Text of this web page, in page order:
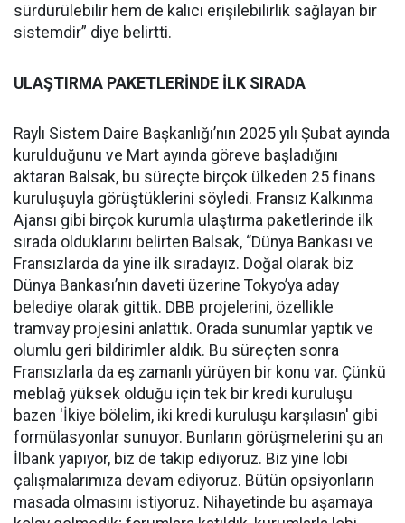
sürdürülebilir hem de kalıcı erişilebilirlik sağlayan bir
sistemdir” diye belirtti.
ULAŞTIRMA PAKETLERİNDE İLK SIRADA
Raylı Sistem Daire Başkanlığı’nın 2025 yılı Şubat ayında
kurulduğunu ve Mart ayında göreve başladığını
aktaran Balsak, bu süreçte birçok ülkeden 25 finans
kuruluşuyla görüştüklerini söyledi. Fransız Kalkınma
Ajansı gibi birçok kurumla ulaştırma paketlerinde ilk
sırada olduklarını belirten Balsak, “Dünya Bankası ve
Fransızlarda da yine ilk sıradayız. Doğal olarak biz
Dünya Bankası’nın daveti üzerine Tokyo’ya aday
belediye olarak gittik. DBB projelerini, özellikle
tramvay projesini anlattık. Orada sunumlar yaptık ve
olumlu geri bildirimler aldık. Bu süreçten sonra
Fransızlarla da eş zamanlı yürüyen bir konu var. Çünkü
meblağ yüksek olduğu için tek bir kredi kuruluşu
bazen 'İkiye bölelim, iki kredi kuruluşu karşılasın' gibi
formülasyonlar sunuyor. Bunların görüşmelerini şu an
İlbank yapıyor, biz de takip ediyoruz. Biz yine lobi
çalışmalarımıza devam ediyoruz. Bütün opsiyonların
masada olmasını istiyoruz. Nihayetinde bu aşamaya